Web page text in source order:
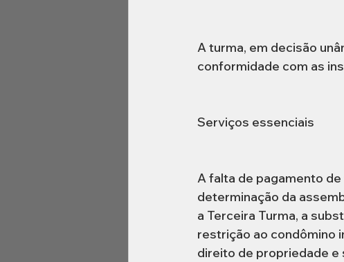
A turma, em decisão
conformidade com as
Serviços essenciais
A falta de pagamento
determinação da
a Terceira Turma, a
restrição ao condômino
direito de propriedade e